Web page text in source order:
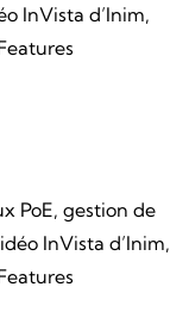
InVista d’Inim,
PoE, gestion de
InVista d’Inim,